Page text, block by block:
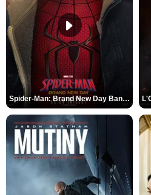
Spider-Man: Brand New Day Bande-annonce VO STFR